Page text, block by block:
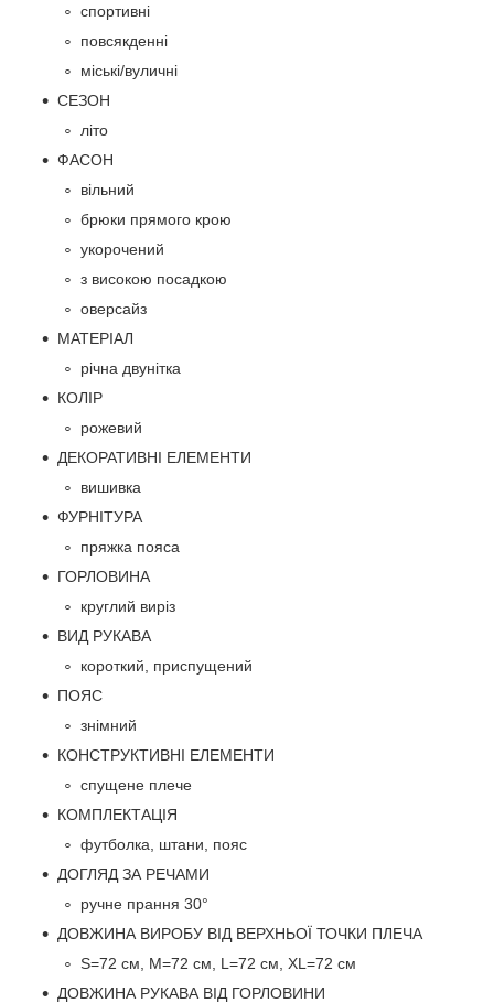
спортивні
повсякденні
міські/вуличні
СЕЗОН
літо
ФАСОН
вільний
брюки прямого крою
укорочений
з високою посадкою
оверсайз
МАТЕРІАЛ
річна двунітка
КОЛІР
рожевий
ДЕКОРАТИВНІ ЕЛЕМЕНТИ
вишивка
ФУРНІТУРА
пряжка пояса
ГОРЛОВИНА
круглий виріз
ВИД РУКАВА
короткий, приспущений
ПОЯС
знімний
КОНСТРУКТИВНІ ЕЛЕМЕНТИ
спущене плече
КОМПЛЕКТАЦІЯ
футболка, штани, пояс
ДОГЛЯД ЗА РЕЧАМИ
ручне прання 30°
ДОВЖИНА ВИРОБУ ВІД ВЕРХНЬОЇ ТОЧКИ ПЛЕЧА
S=72 см, M=72 см, L=72 см, XL=72 см
ДОВЖИНА РУКАВА ВІД ГОРЛОВИНИ